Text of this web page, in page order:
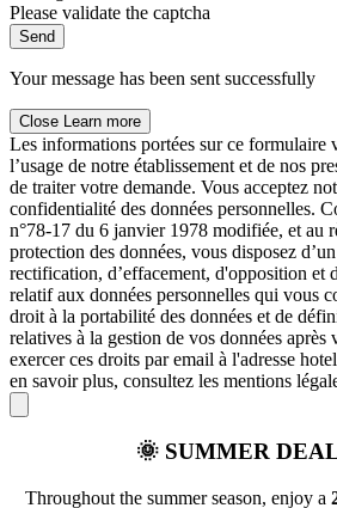
Please validate the captcha
Send
Your message has been sent successfully
Close Learn more
Les informations portées sur ce formulaire
l’usage de notre établissement et de nos
de traiter votre demande. Vous acceptez
confidentialité des données personnelles.
n°78-17 du 6 janvier 1978 modifiée, et au
protection des données, vous disposez
rectification, d’effacement, d'opposition et
relatif aux données personnelles qui vous
droit à la portabilité des données et de
relatives à la gestion de vos données après
exercer ces droits par email à l'adresse
en savoir plus, consultez les mentions
🌞 SUMMER
Throughout the summer season, enjoy a